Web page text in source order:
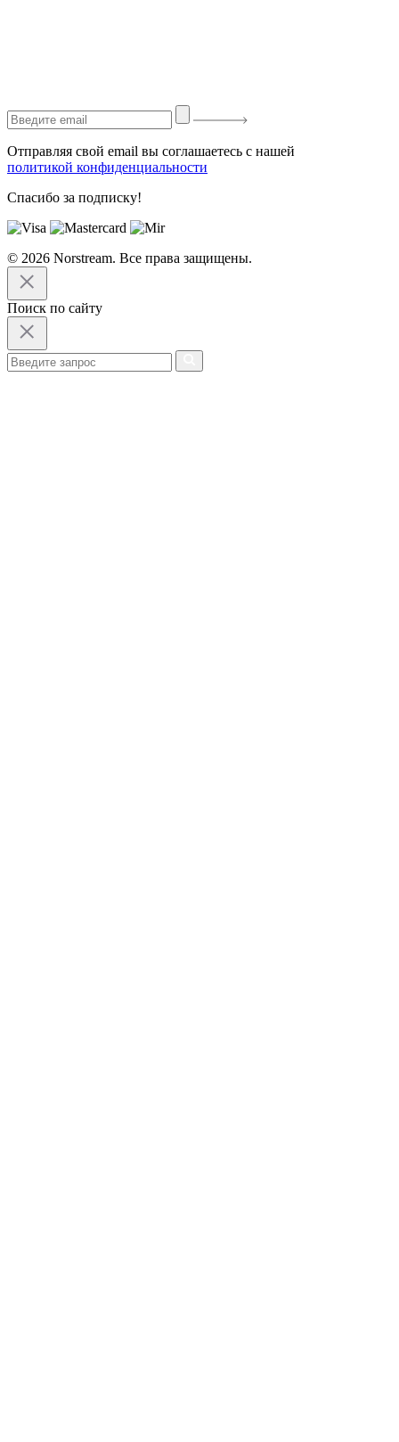
Отправляя свой email вы соглашаетесь с нашей
политикой конфиденциальности
Спасибо за подписку!
© 2026 Norstream. Все права защищены.
Поиск по сайту